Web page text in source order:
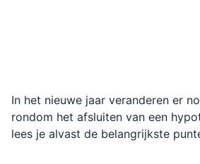
In het nieuwe jaar veranderen er
rondom het afsluiten van een
lees je alvast de belangrijkste